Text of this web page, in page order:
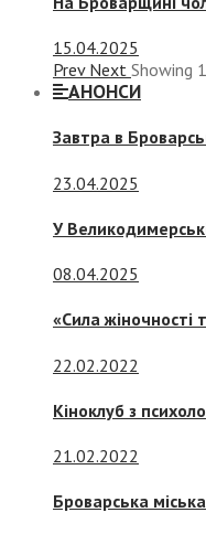
15.04.2025
Prev Next Showing 1
АНОНСИ
Завтра в
23.04.2025
У
08.04.2025
«Сила жіночності
22.02.2022
Кіноклуб з
21.02.2022
Броварська